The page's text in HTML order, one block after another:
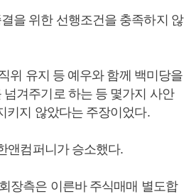
을 위한 선행조건을 충족하지 않
위 유지 등 예우와 함께 백미당을
겨주기로 하는 등 몇가지 사안
키지 않았다는 주장이었다.
앤컴퍼니가 승소했다.
장측은 이른바 주식매매 별도합